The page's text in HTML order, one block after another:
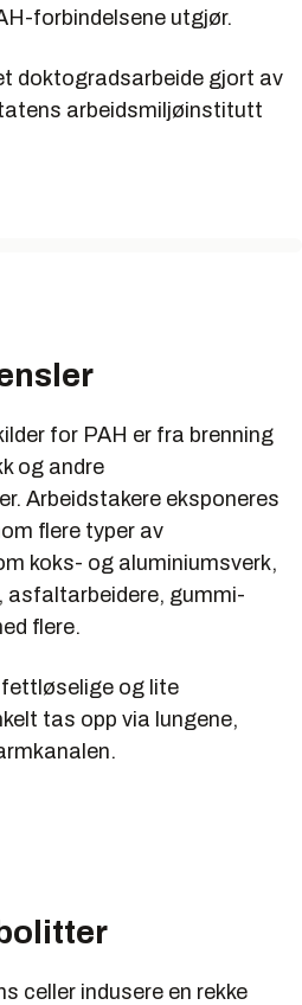
forbindelsene utgjør.
doktogradsarbeide gjort av
arbeidsmiljøinstitutt
for PAH er fra brenning
og andre
Arbeidstakere eksponeres
flere typer av
koks- og aluminiumsverk,
asfaltarbeidere, gummi-
flere.
fettløselige og lite
tas opp via lungene,
celler indusere en rekke